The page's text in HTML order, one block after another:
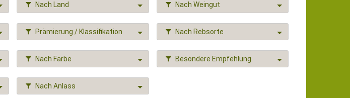
Nach Land Nach Weingut
Prämierung / Klassifikation Nach Rebsorte
Nach Farbe Besondere Empfehlung
Nach Anlass